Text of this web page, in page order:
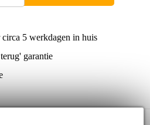
5 werkdagen in huis
garantie